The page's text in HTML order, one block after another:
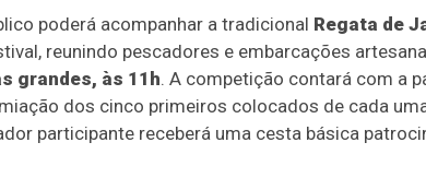
poderá acompanhar a tradicional Regata de
reunindo pescadores e embarcações
grandes, às 11h. A competição contará com a
dos cinco primeiros colocados de cada
participante receberá uma cesta básica